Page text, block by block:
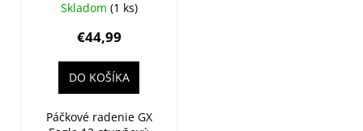
Skladom (1 ks)
€44,99
DO KOŠÍKA
Páčkové radenie GX